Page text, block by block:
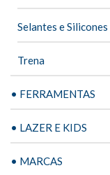
Selantes e Silicones
Trena
• FERRAMENTAS
• LAZER E KIDS
• MARCAS